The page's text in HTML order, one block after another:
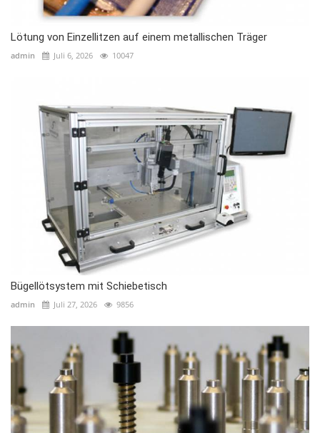
Lötung von Einzellitzen auf einem metallischen Träger
admin Juli 6, 2026 10047
Bügellötsystem mit Schiebetisch
admin Juli 27, 2026 9856